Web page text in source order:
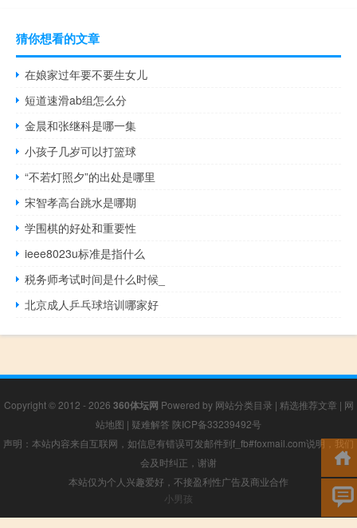
猜你想看的文章
在娘家过年要不要生女儿
短道速滑ab组怎么分
金晨和张继科是哪一集
小孩子几岁可以打篮球
“不若灯照夕”的出处是哪里
宋智孝高台跳水是哪期
学围棋的好处和重要性
ieee8023u标准是指什么
税务师考试时间是什么时候_
北京成人乒乓球培训哪家好
Copyright © 2012 - 2026 360体坛网 Powered by 网站分类目录 | 精选推荐文章 | 网
站地图 | 疑难解答 陕ICP备33239492号
声明：本站内容来自互联网，如信息有错误可发邮件到f_fb#foxmail.com说明，我们
会及时纠正，谢谢
本站仅为个人兴趣爱好，不接盈利性广告及商业合作
小男孩